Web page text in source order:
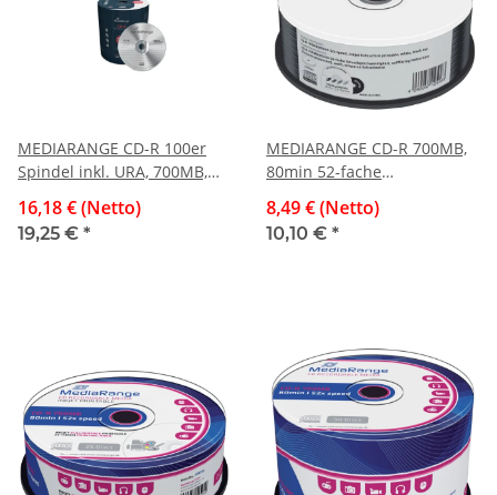
MEDIARANGE CD-R 100er
Spindel inkl. URA, 700MB,
16,18 € (Netto)
19,25 € *
MEDIARANGE CD-R 700MB,
80min 52-fache
vollflächig bedruckbar
(Tintenstrahldrucker),
8,49 € (Netto)
10,10 € *